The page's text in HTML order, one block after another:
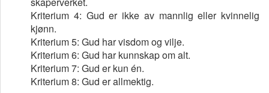
Kriterium 4: Gud er ikke av mannlig eller kvinnelig
kjønn.
Kriterium 5: Gud har visdom og vilje.
Kriterium 6: Gud har kunnskap om alt.
Kriterium 7: Gud er kun én.
Kriterium 8: Gud er allmektig.